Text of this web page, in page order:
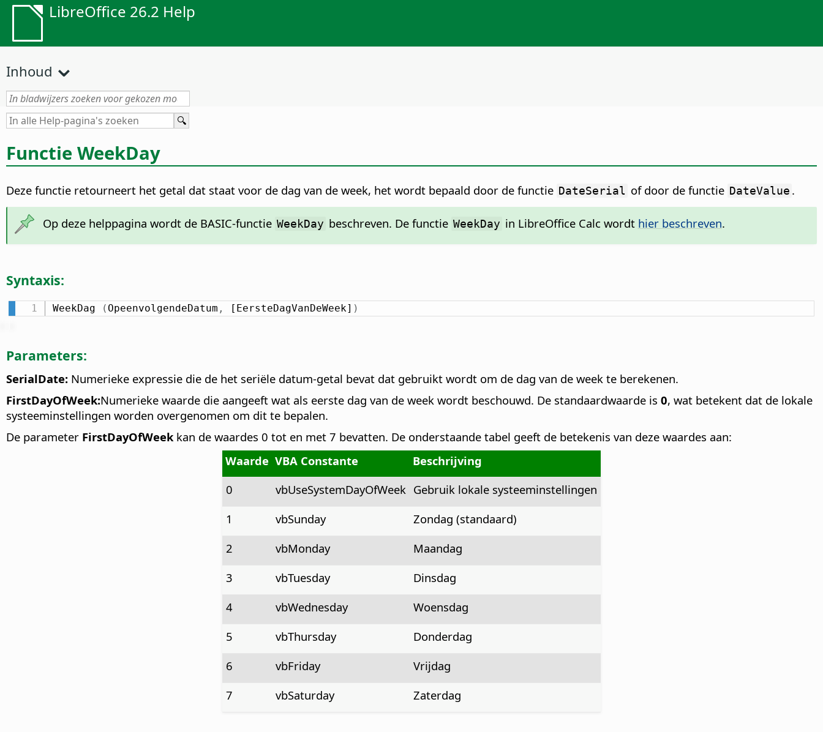
LibreOffice 26.2 Help
Inhoud
Functie WeekDay
Deze functie retourneert het getal dat staat voor de dag van de week, het wordt bepaald door de functie DateSerial of door de functie DateValue .
Op deze helppagina wordt de BASIC-functie WeekDay beschreven. De functie WeekDay in LibreOffice Calc wordt hier beschreven.
Syntaxis:
WeekDag ( OpeenvolgendeDatum , [EersteDagVanDeWeek] )
Parameters:
SerialDate: Numerieke expressie die de het seriële datum-getal bevat dat gebruikt wordt om de dag van de week te berekenen.
FirstDayOfWeek:Numerieke waarde die aangeeft wat als eerste dag van de week wordt beschouwd. De standaardwaarde is 0, wat betekent dat de lokale
systeeminstellingen worden overgenomen om dit te bepalen.
De parameter FirstDayOfWeek kan de waardes 0 tot en met 7 bevatten. De onderstaande tabel geeft de betekenis van deze waardes aan:
Waarde VBA Constante
Beschrijving
0
vbUseSystemDayOfWeek Gebruik lokale systeeminstellingen
1
vbSunday
Zondag (standaard)
2
vbMonday
Maandag
3
vbTuesday
Dinsdag
4
vbWednesday
Woensdag
5
vbThursday
Donderdag
6
vbFriday
Vrijdag
7
vbSaturday Zaterdag